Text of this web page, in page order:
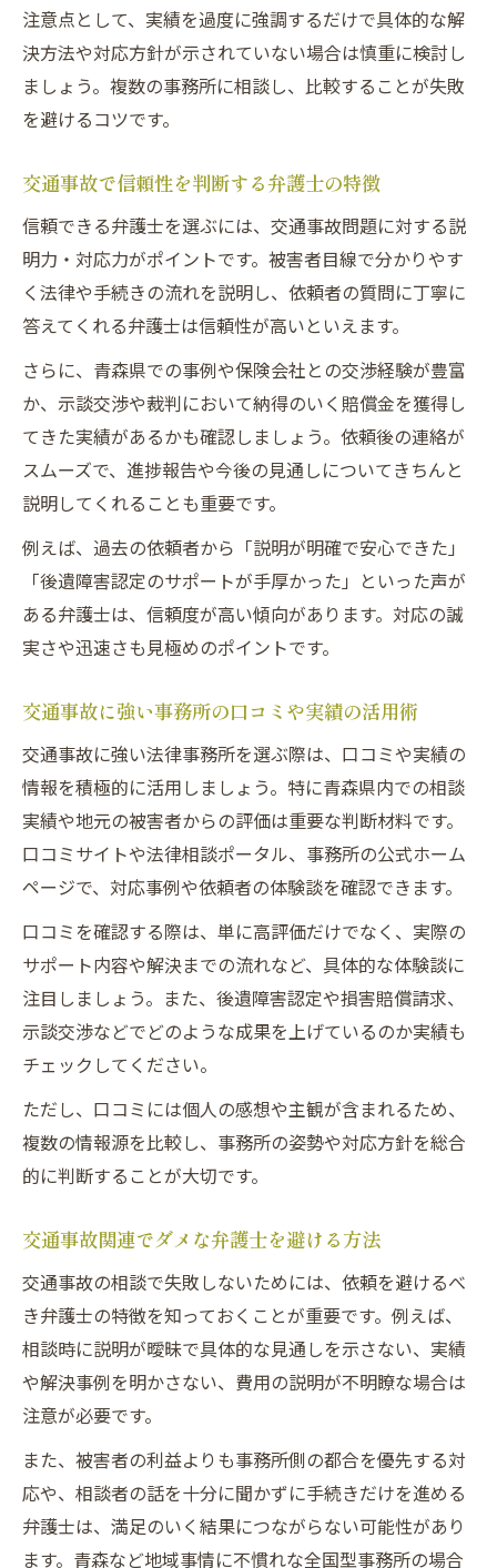
注意点として、実績を過度に強調するだけで具体的な解
決方法や対応方針が示されていない場合は慎重に検討し
ましょう。複数の事務所に相談し、比較することが失敗
を避けるコツです。
交通事故で信頼性を判断する弁護士の特徴
信頼できる弁護士を選ぶには、交通事故問題に対する説
明力・対応力がポイントです。被害者目線で分かりやす
く法律や手続きの流れを説明し、依頼者の質問に丁寧に
答えてくれる弁護士は信頼性が高いといえます。
さらに、青森県での事例や保険会社との交渉経験が豊富
か、示談交渉や裁判において納得のいく賠償金を獲得し
てきた実績があるかも確認しましょう。依頼後の連絡が
スムーズで、進捗報告や今後の見通しについてきちんと
説明してくれることも重要です。
例えば、過去の依頼者から「説明が明確で安心できた」
「後遺障害認定のサポートが手厚かった」といった声が
ある弁護士は、信頼度が高い傾向があります。対応の誠
実さや迅速さも見極めのポイントです。
交通事故に強い事務所の口コミや実績の活用術
交通事故に強い法律事務所を選ぶ際は、口コミや実績の
情報を積極的に活用しましょう。特に青森県内での相談
実績や地元の被害者からの評価は重要な判断材料です。
口コミサイトや法律相談ポータル、事務所の公式ホーム
ページで、対応事例や依頼者の体験談を確認できます。
口コミを確認する際は、単に高評価だけでなく、実際の
サポート内容や解決までの流れなど、具体的な体験談に
注目しましょう。また、後遺障害認定や損害賠償請求、
示談交渉などでどのような成果を上げているのか実績も
チェックしてください。
ただし、口コミには個人の感想や主観が含まれるため、
複数の情報源を比較し、事務所の姿勢や対応方針を総合
的に判断することが大切です。
交通事故関連でダメな弁護士を避ける方法
交通事故の相談で失敗しないためには、依頼を避けるべ
き弁護士の特徴を知っておくことが重要です。例えば、
相談時に説明が曖昧で具体的な見通しを示さない、実績
や解決事例を明かさない、費用の説明が不明瞭な場合は
注意が必要です。
また、被害者の利益よりも事務所側の都合を優先する対
応や、相談者の話を十分に聞かずに手続きだけを進める
弁護士は、満足のいく結果につながらない可能性があり
ます。青森など地域事情に不慣れな全国型事務所の場合